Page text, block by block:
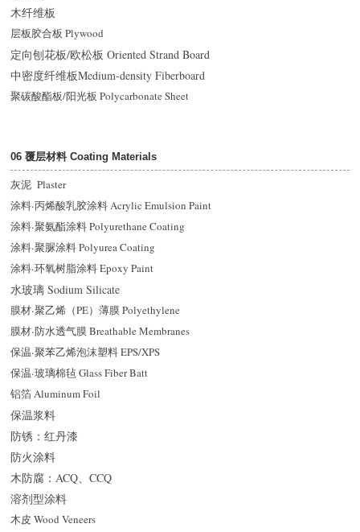
木纤维板
层板胶合板 Plywood
定向刨花板/欧松板 Oriented Strand Board
中密度纤维板Medium-density Fiberboard
聚碳酸酯板/阳光板 Polycarbonate Sheet
06 覆层材料 Coating Materials
灰泥 Plaster
涂料·丙烯酸乳胶涂料 Acrylic Emulsion Paint
涂料·聚氨酯涂料 Polyurethane Coating
涂料·聚脲涂料 Polyurea Coating
涂料·环氧树脂涂料 Epoxy Paint
水玻璃 Sodium Silicate
膜材·聚乙烯（PE）薄膜 Polyethylene
膜材·防水透气膜 Breathable Membranes
保温·聚苯乙烯泡沫塑料 EPS/XPS
保温·玻璃棉毡 Glass Fiber Batt
铝箔 Aluminum Foil
保温浆料
防锈：红丹漆
防火涂料
木防腐：ACQ、CCQ
溶剂型涂料
木皮 Wood Veneers